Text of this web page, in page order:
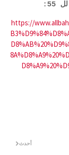
https://
أحدث